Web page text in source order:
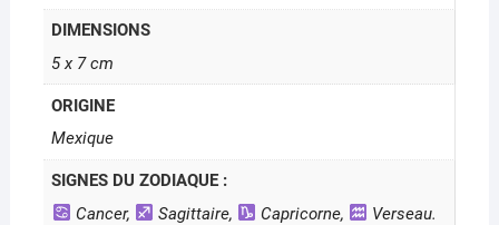
DIMENSIONS
5 x 7 cm
ORIGINE
Mexique
SIGNES DU ZODIAQUE :
Cancer,
Sagittaire, Capricorne, Verseau.